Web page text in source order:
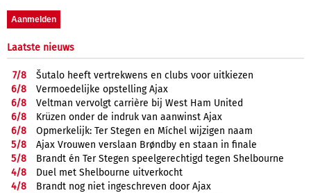
Laatste nieuws
7/8
Šutalo heeft vertrekwens en clubs voor uitkiezen
6/8
Vermoedelijke opstelling Ajax
6/8
Veltman vervolgt carrière bij West Ham United
6/8
Krüzen onder de indruk van aanwinst Ajax
6/8
Opmerkelijk: Ter Stegen en Míchel wijzigen naam
5/8
Ajax Vrouwen verslaan Brøndby en staan in finale
5/8
Brandt én Ter Stegen speelgerechtigd tegen Shelbourne
4/8
Duel met Shelbourne uitverkocht
4/8
Brandt nog niet ingeschreven door Ajax